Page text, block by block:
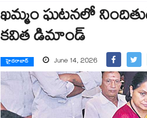
ఖమ్మం ఘటనలో
కవిత డిమాండ్
హైదరాబాద్ June 14, 2026